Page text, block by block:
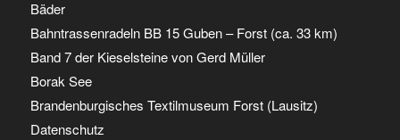
Bäder
Bahntrassenradeln BB 15 Guben – Forst (ca. 33 km)
Band 7 der Kieselsteine von Gerd Müller
Borak See
Brandenburgisches Textilmuseum Forst (Lausitz)
Datenschutz